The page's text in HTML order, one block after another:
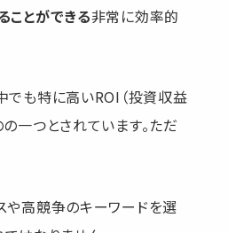
ことができる非常に効率的
でも特に高いROI（投資収益
一つとされています。ただ
や高競争のキーワードを選